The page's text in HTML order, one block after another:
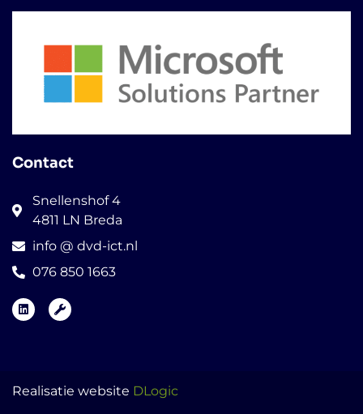
Contact
Snellenshof 4
4811 LN Breda
info @ dvd-ict.nl
076 850 1663
Realisatie website DLogic